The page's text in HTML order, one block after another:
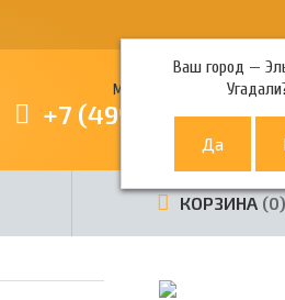
Ваш город —
Многоканальный телефон
+7 (499) 380-80-80
КОРЗИНА 0